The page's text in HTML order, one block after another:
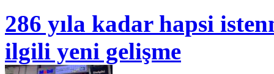
286 yıla kadar hapsi
ilgili yeni gelişme